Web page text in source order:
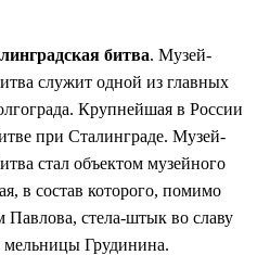
битва. Музей-
служит одной из главных
Крупнейшая в России
при Сталинграде. Музей-
стал объектом музейного
в состав которого, помимо
Павлова, стела-штык во славу
мельницы Грудинина.